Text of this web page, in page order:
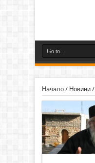
Начало/ Новини/